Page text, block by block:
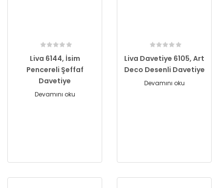
Liva 6144, İsim
Pencereli Şeffaf
Davetiye
Devamını oku
Liva Davetiye 6105, Art
Deco Desenli Davetiye
Devamını oku